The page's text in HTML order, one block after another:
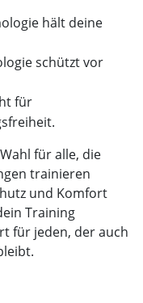
hält deine
schützt vor
für
für alle, die
trainieren
und Komfort
Training
für jeden, der auch